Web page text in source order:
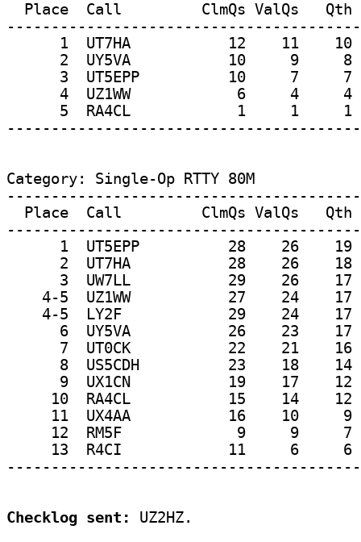
Checklog sent:
UZ2HZ.